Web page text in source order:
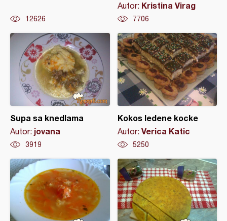
12626
Autor: Kristina Virag
7706
Supa sa knedlama
Autor: jovana
3919
Kokos ledene kocke
Autor: Verica Katic
5250